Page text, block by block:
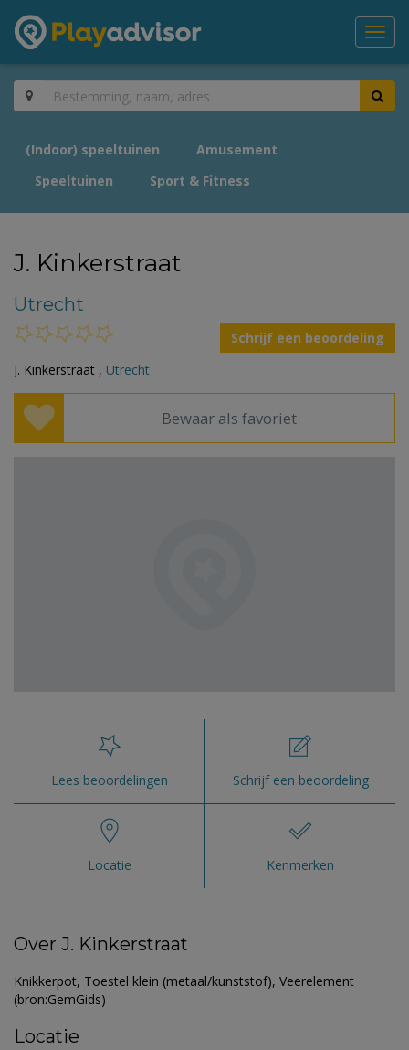
(Indoor) speeltuinen
Amusement
Speeltuinen
Sport & Fitness
J. Kinkerstraat
Utrecht
Schrijf een beoordeling
J. Kinkerstraat , Utrecht
Bewaar als favoriet
Lees beoordelingen Schrijf een beoordeling
Locatie Kenmerken
Over J. Kinkerstraat
Knikkerpot, Toestel klein (metaal/kunststof), Veerelement
(bron:GemGids)
Locatie